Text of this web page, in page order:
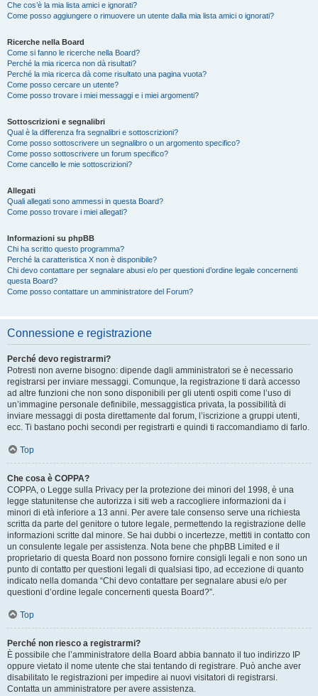
Che cos’è la mia lista amici e ignorati?
Come posso aggiungere o rimuovere un utente dalla mia lista amici o ignorati?
Ricerche nella Board
Come si fanno le ricerche nella Board?
Perché la mia ricerca non dà risultati?
Perché la mia ricerca dà come risultato una pagina vuota?
Come posso cercare un utente?
Come posso trovare i miei messaggi e i miei argomenti?
Sottoscrizioni e segnalibri
Qual è la differenza fra segnalibri e sottoscrizioni?
Come posso sottoscrivere un segnalibro o un argomento specifico?
Come posso sottoscrivere un forum specifico?
Come cancello le mie sottoscrizioni?
Allegati
Quali allegati sono ammessi in questa Board?
Come posso trovare i miei allegati?
Informazioni su phpBB
Chi ha scritto questo programma?
Perché la caratteristica X non è disponibile?
Chi devo contattare per segnalare abusi e/o per questioni d’ordine legale concernenti
questa Board?
Come posso contattare un amministratore del Forum?
Connessione e registrazione
Perché devo registrarmi?
Potresti non averne bisogno: dipende dagli amministratori se è necessario
registrarsi per inviare messaggi. Comunque, la registrazione ti darà accesso
ad altre funzioni che non sono disponibili per gli utenti ospiti come l’uso di
un’immagine personale definibile, messaggistica privata, la possibilità di
inviare messaggi di posta direttamente dal forum, l’iscrizione a gruppi utenti,
ecc. Ti bastano pochi secondi per registrarti e quindi ti raccomandiamo di farlo.
Top
Che cosa è COPPA?
COPPA, o Legge sulla Privacy per la protezione dei minori del 1998, è una
legge statunitense che autorizza i siti web a raccogliere informazioni da i
minori di età inferiore a 13 anni. Per avere tale consenso serve una richiesta
scritta da parte del genitore o tutore legale, permettendo la registrazione delle
informazioni scritte dal minore. Se hai dubbi o incertezze, mettiti in contatto con
un consulente legale per assistenza. Nota bene che phpBB Limited e il
proprietario di questa Board non possono fornire consigli legali e non sono un
punto di contatto per questioni legali di qualsiasi tipo, ad eccezione di quanto
indicato nella domanda “Chi devo contattare per segnalare abusi e/o per
questioni d’ordine legale concernenti questa Board?”.
Top
Perché non riesco a registrarmi?
È possibile che l’amministratore della Board abbia bannato il tuo indirizzo IP
oppure vietato il nome utente che stai tentando di registrare. Può anche aver
disabilitato le registrazioni per impedire ai nuovi visitatori di registrarsi.
Contatta un amministratore per avere assistenza.